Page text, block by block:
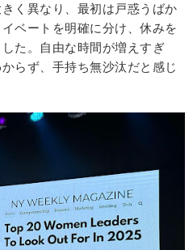
く異なり、最初は戸惑うばか
ベートを明確に分け、休みを
た。自由な時間が増えすぎ
らず、手持ち無沙汰だと感じ